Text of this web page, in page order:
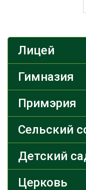
Лицей
Гимназия
Примэрия
Сельский
Детский
Церковь